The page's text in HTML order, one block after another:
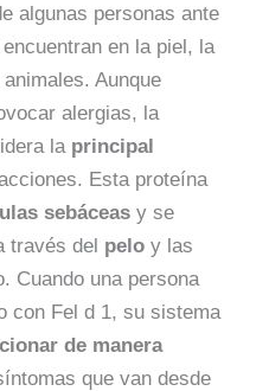
algunas personas ante
en la piel, la
Aunque
alergias, la
la principal
Esta proteína
sebáceas y se
través del peloy las
Cuando una persona
con Fel d 1, su sistema
de manera
que van desde